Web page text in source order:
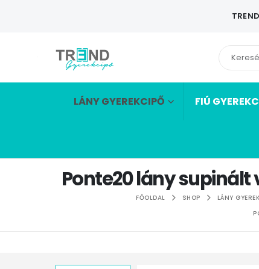
LÁNY GYEREKCIPŐ FIÚ
Ponte20 lány
FŐOLDAL SHOP LÁNY